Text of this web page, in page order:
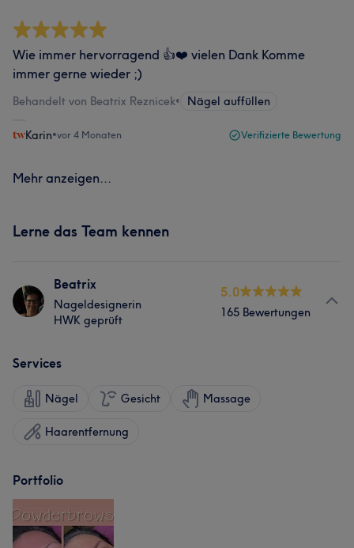
Wie immer hervorragend 👍❤️ vielen Dank Komme
immer gerne wieder ;)
Behandelt von Beatrix Reznicek• Nägel auffüllen
Karin•vor 4 Monaten Verifizierte Bewertung
Mehr anzeigen...
Lerne das Team kennen
Beatrix
Nageldesignerin
HWK geprüft
5.0
165 Bewertungen
Services
Nägel Gesicht Massage
Haarentfernung
Portfolio